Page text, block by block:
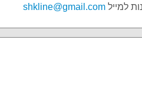
למייל shkline@gmail.com